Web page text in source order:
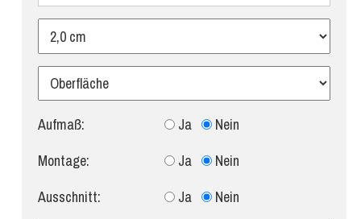
Aufmaß: Ja
Nein
Montage:
Ja
Nein
Ausschnitt:
Ja Nein